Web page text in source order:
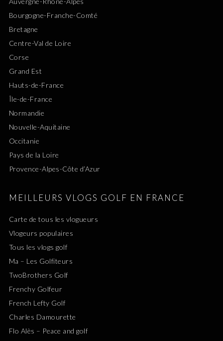
Bourgogne-Franche-Comté
Bretagne
Centre-Val de Loire
Corse
Grand Est
Hauts-de-France
Île-de-France
Normandie
Nouvelle-Aquitaine
Occitanie
Pays de la Loire
Provence-Alpes-Côte d’Azur
MEILLEURS VLOGS GOLF EN FRANCE
Carte de tous les vlogueurs
Vlogeurs populaires
Tous les vlogs golf
Ma – Les Golfiteurs
TwoBrothers Golf
Frenchy Golfeur
French Lefty Golf
Charles Damourette
Flo Alès – Peace and golf